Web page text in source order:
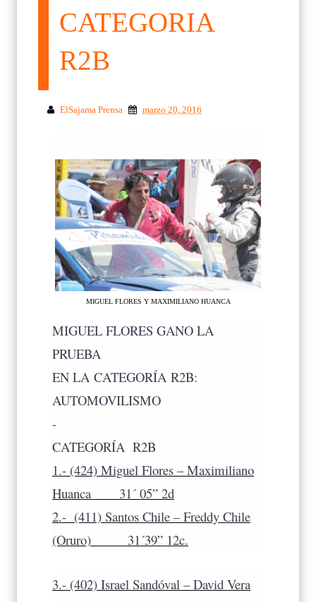
CATEGORIA
R2B
ElSajama Prensa marzo 20, 2016
MIGUEL FLORES Y MAXIMILIANO HUANCA
MIGUEL FLORES GANO LA
PRUEBA
EN LA CATEGORÍA R2B:
AUTOMOVILISMO
-
CATEGORÍA R2B
1.- (424) Miguel Flores – Maximiliano
Huanca 31´ 05” 2d
2.- (411) Santos Chile – Freddy Chile
(Oruro) 31´39” 12c.
3.- (402) Israel Sandóval – David Vera